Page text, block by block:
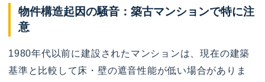
物件構造起因の騒音：築古マンションで特に注
意
1980年代以前に建設されたマンションは、現在の建築
基準と比較して床・壁の遮音性能が低い場合がありま